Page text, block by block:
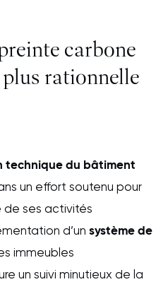
carbone
rationnelle
technique du bâtiment
un effort soutenu pour
de ses activités
d’un système de
immeubles
un suivi minutieux de la